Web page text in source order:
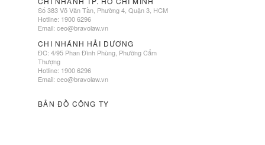
Số 383 Võ Văn Tần, Phường 4, Quận 3, HCM
Hotline: 1900 6296
Email:ceo@bravolaw.vn
CHI NHÁNH HẢI DƯƠNG
ĐC: 4/95 Phan Đình Phùng, Phường Cẩm
Thượng
Hotline: 1900 6296
Email:ceo@bravolaw.vn
BẢN ĐỒ CÔNG TY